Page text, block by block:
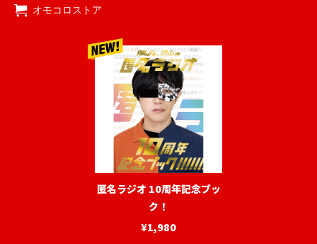
オモコロストア
匿名ラジオ 10周年記念ブッ
ク！
¥1,980